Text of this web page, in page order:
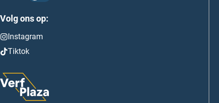
Volg ons op:
Instagram
Tiktok